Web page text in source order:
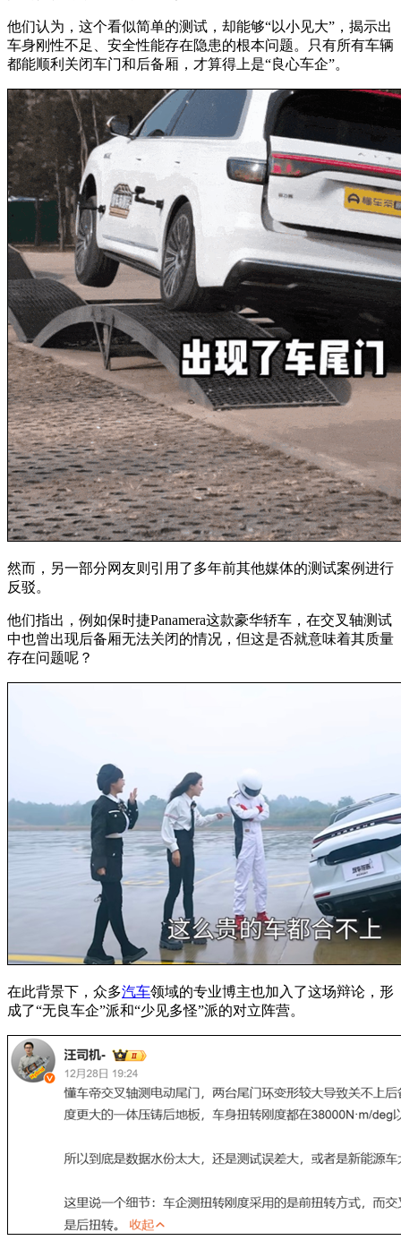
他们认为，这个看似简单的测试，却能够“以小见大”，揭示出
车身刚性不足、安全性能存在隐患的根本问题。只有所有车辆
都能顺利关闭车门和后备厢，才算得上是“良心车企”。
然而，另一部分网友则引用了多年前其他媒体的测试案例进行
反驳。
他们指出，例如保时捷Panamera这款豪华轿车，在交叉轴测试
中也曾出现后备厢无法关闭的情况，但这是否就意味着其质量
存在问题呢？
在此背景下，众多汽车领域的专业博主也加入了这场辩论，形
成了“无良车企”派和“少见多怪”派的对立阵营。